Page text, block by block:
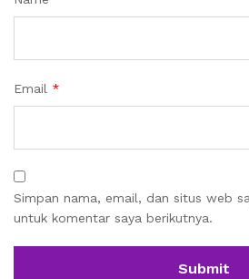
Email *
Simpan nama, email, dan situs web
untuk komentar saya berikutnya.